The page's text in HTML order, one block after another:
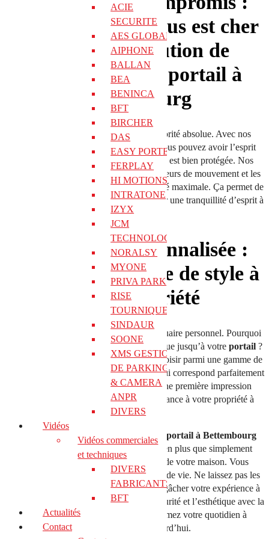
protégez ce qui vous est cher
avec notre solution de
motorisation de portail à
Bettembourg
sécuritéest une priorité absolue. Avec nos
motorisation de portail, vous pouvez avoir l’esprit
tranquille en sachant que votre propriété est bien protégée. Nos
avancées, telles que les capteurs de mouvement et les
verrous automatiques, assurent une sécurité maximale. Ça permet de
dissuader les intrus potentiels et de garantir une tranquillité d’esprit à
chaque instant.
Esthétique personnalisée :
ajoutez une touche de style à
votre propriété
Votre maison est votre refuge, votre sanctuaire personnel. Pourquoi
ne pas laisser transparaître votre style unique jusqu’à votre portail ?
Avec Lux Automatismes, vous pouvez choisir parmi une gamme de
designs et de finitions pour trouver celui qui correspond parfaitement
à l’esthétique de votre maison. Créez une première impression
mémorable et ajoutez une touche d’élégance à votre propriété à
Bettembourg.
En investissant dans la
motorisation de portail à Bettembourg
avec Lux Automatismes, vous faites bien plus que simplement
améliorer la commodité ou la sécurité de votre maison. Vous
investissez dans un changement de mode de vie. Ne laissez pas les
tracas de l’ouverture manuelle du portail gâcher votre expérience à
domicile. Optez pour la commodité, la sécurité et l’esthétique avec la
motorisation de votre portail. Transformez votre quotidien à
Bettembourg dès aujourd’hui.
ACIE
SECURITE
AES GLOBAL
AIPHONE
BALLAN
BEA
BENINCA
BFT
BIRCHER
DAS
EASY PORTE
FERPLAY
HI MOTIONS
INTRATONE
IZYX
JCM
TECHNOLOGIES
NORALSY
MYONE
PRIVA PARK
RISE
TOURNIQUET
SINDAUR
SOONE
XMS GESTION
DE PARKING &
& CAMERA
ANPR
DIVERS
Vidéos
Vidéos commerciales
et techniques
DIVERS
FABRICANTS
BFT
Actualités
Contact